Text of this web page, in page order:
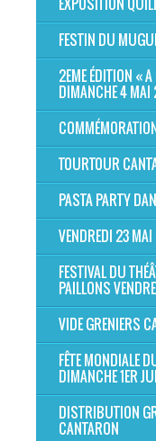
FESTIN DU
2EME ÉDITION « A
DIMANCHE 4
TOURTOUR
PASTA PARTY
VENDREDI 23
FESTIVAL DU
PAILLONS
VIDE GRENIERS
FÊTE MONDIALE
DIMANCHE 1ER
DISTRIBUTION
CANTARON